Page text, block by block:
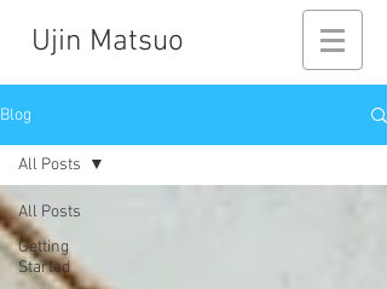
Ujin Matsuo
Blog
All Posts
Getting
Started
All Posts